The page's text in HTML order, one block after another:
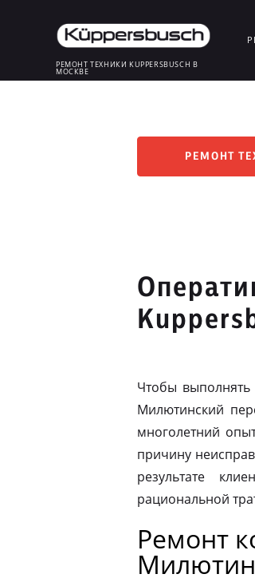
РЕМОНТ ТЕХНИКИ KUPPERSBUSCH В
МОСКВЕ
РЕМОНТ
Чтобы выполнять
Милютинский
многолетний
причину
результате
рациональной
Ремонт